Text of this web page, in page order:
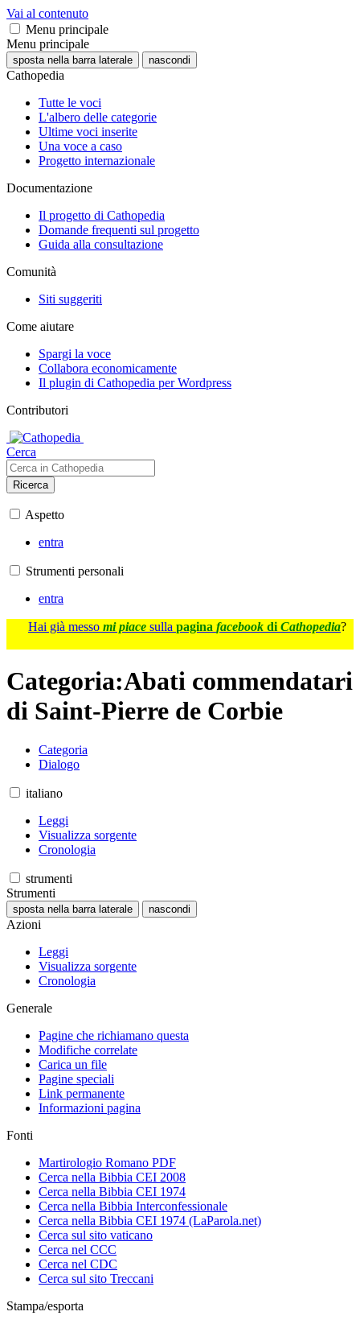
Vai al contenuto
Menu principale
Menu principale
sposta nella barra laterale nascondi
Cathopedia
Tutte le voci
L'albero delle categorie
Ultime voci inserite
Una voce a caso
Progetto internazionale
Documentazione
Il progetto di Cathopedia
Domande frequenti sul progetto
Guida alla consultazione
Comunità
Siti suggeriti
Come aiutare
Spargi la voce
Collabora economicamente
Il plugin di Cathopedia per Wordpress
Contributori
Cerca
Ricerca
Aspetto
entra
Strumenti personali
entra
Hai già messo mi piace sulla pagina facebook di Cathopedia?
Categoria:Abati commendatari
di Saint-Pierre de Corbie
Categoria
Dialogo
italiano
Leggi
Visualizza sorgente
Cronologia
strumenti
Strumenti
sposta nella barra laterale nascondi
Azioni
Leggi
Visualizza sorgente
Cronologia
Generale
Pagine che richiamano questa
Modifiche correlate
Carica un file
Pagine speciali
Link permanente
Informazioni pagina
Fonti
Martirologio Romano PDF
Cerca nella Bibbia CEI 2008
Cerca nella Bibbia CEI 1974
Cerca nella Bibbia Interconfessionale
Cerca nella Bibbia CEI 1974 (LaParola.net)
Cerca sul sito vaticano
Cerca nel CCC
Cerca nel CDC
Cerca sul sito Treccani
Stampa/esporta